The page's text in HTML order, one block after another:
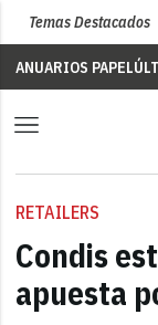
Temas Destacados
ANUARIOS PAPEL
RETAILERS
Condis
apuesta